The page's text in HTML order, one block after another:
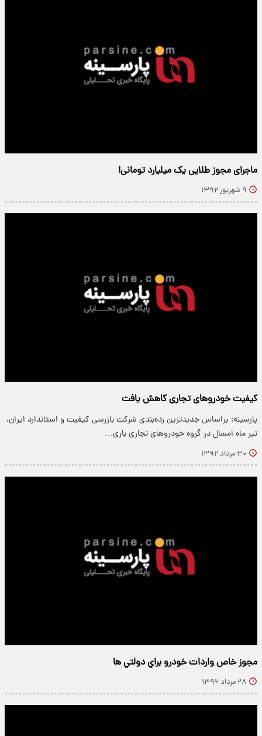
ماجرای مجوز طلایی یک میلیارد تومانی!
۹ شهریور ۱۳۹۲
کیفیت خودروهای تجاری کاهش یافت
پارسینه: براساس جدیدترین رده‌بندی شرکت بازرسی کیفیت و استاندارد ایران،
تیر ماه امسال در گروه خودروهای تجاری باری…
۳۰ مرداد ۱۳۹۲
مجوز خاص واردات خودرو براي دولتي ها
۲۸ مرداد ۱۳۹۲